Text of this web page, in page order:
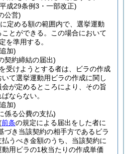
成29条例3・一部改正)
公営)
に定める額の範囲内で、選挙運動
とができる。
この場合において
を準用する。
加)
契約締結の届出)
受けようとする者は、ビラの作成
て選挙運動用ビラの作成に関し
が定めるところにより、その旨
ならない。
加)
係る公費の支払)
前条の規定による届出をした者に
づき当該契約の相手方であるビラ
うべき金額のうち、当該契約に
用ビラの1枚当たりの作成単価